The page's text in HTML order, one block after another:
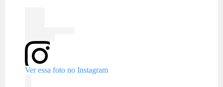
Ver essa foto no Instagram